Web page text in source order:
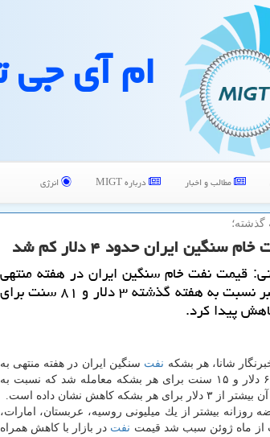
ام آی جی
مطالب و اخبار درباره MIGT انرژی
گذشته؛
سنگین ایران حدود ۴ دلار كم شد
قیمت نفت خام سنگین ایران در هفته منتهی
به ۱۶ نوامبر نسبت به هفته گذشته ۳ دلار و ۸۱ سنت برای
پیدا كرد.
شانا، هر بشكه نفت سنگین ایران در هفته منتهی به
۱۶ نوامبر ۶۴ دلار و ۱۵ سنت برای هر بشكه معامله شد كه نسبت به
هر بشكه كاهش نشان داده است.
روزانه بیشتر از یك میلیونی روسیه، عربستان، امارات،
از ماه ژوئن سبب شد قیمت نفت در بازار با كاهش همراه